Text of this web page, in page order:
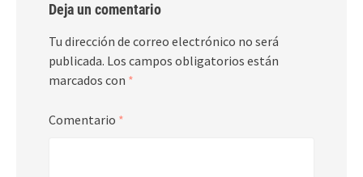
Deja un comentario
Tu dirección de correo electrónico no será
publicada. Los campos obligatorios están
marcados con *
Comentario *